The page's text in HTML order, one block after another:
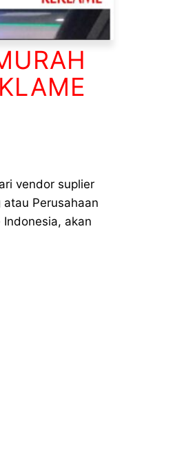
vendor suplier
Perusahaan
Indonesia, akan